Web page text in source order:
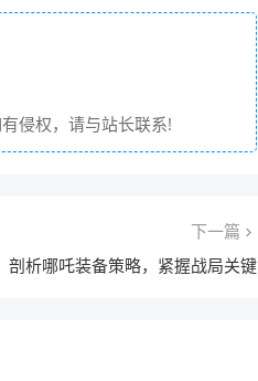
侵权，请与站长联系!
下一篇
剖析哪吒装备策略，紧握战局关键